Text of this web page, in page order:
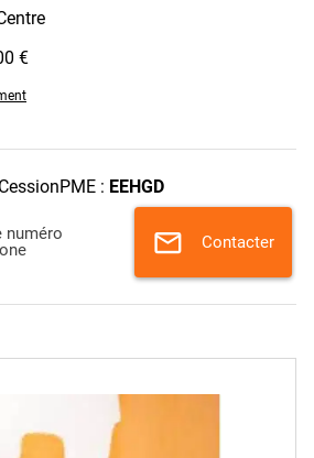
€
: EEHGD
numéro
mail Contacter